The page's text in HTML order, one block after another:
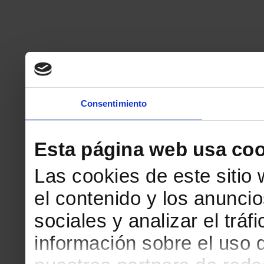
Consentimiento
Esta página web usa
Las cookies de este sitio
el contenido y los
sociales y analizar el
información sobre el uso